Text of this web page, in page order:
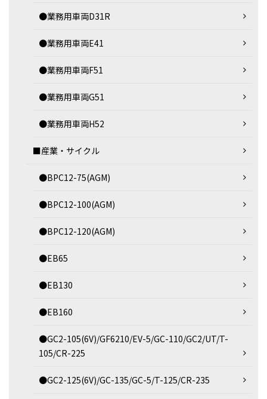
●業務用車両D31R
●業務用車両E41
●業務用車両F51
●業務用車両G51
●業務用車両H52
■産業・サイクル
●BPC12-75(AGM)
●BPC12-100(AGM)
●BPC12-120(AGM)
●EB65
●EB130
●EB160
●GC2-105(6V)/GF6210/EV-5/GC-110/GC2/UT/T-
105/CR-225
●GC2-125(6V)/GC-135/GC-5/T-125/CR-235